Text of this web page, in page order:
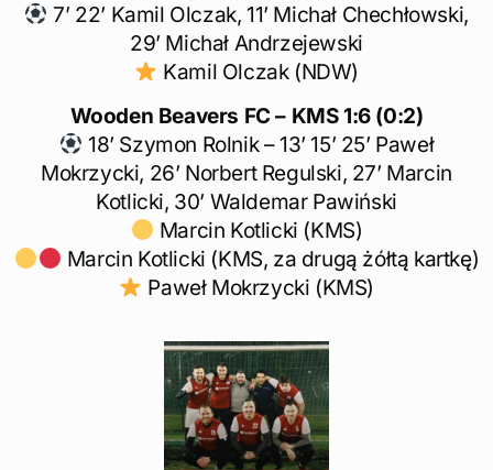
7’ 22’ Kamil Olczak, 11’ Michał Chechłowski,
29’ Michał Andrzejewski
Kamil Olczak (NDW)
Wooden Beavers FC – KMS 1:6 (0:2)
18’ Szymon Rolnik – 13’ 15’ 25’ Paweł
Mokrzycki, 26’ Norbert Regulski, 27’ Marcin
Kotlicki, 30’ Waldemar Pawiński
Marcin Kotlicki (KMS)
Marcin Kotlicki (KMS, za drugą żółtą kartkę)
Paweł Mokrzycki (KMS)